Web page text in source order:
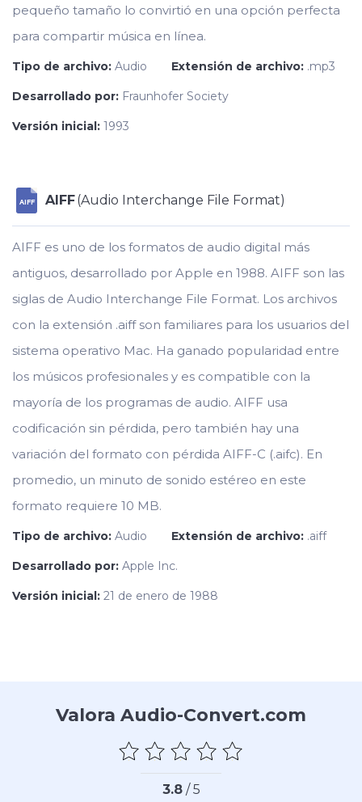
pequeño tamaño lo convirtió en una opción perfecta
para compartir música en línea.
Tipo de archivo: Audio Extensión de archivo: .mp3
Desarrollado por: Fraunhofer Society
Versión inicial: 1993
AIFF AIFF(Audio Interchange File Format)
AIFF es uno de los formatos de audio digital más
antiguos, desarrollado por Apple en 1988. AIFF son las
siglas de Audio Interchange File Format. Los archivos
con la extensión .aiff son familiares para los usuarios del
sistema operativo Mac. Ha ganado popularidad entre
los músicos profesionales y es compatible con la
mayoría de los programas de audio. AIFF usa
codificación sin pérdida, pero también hay una
variación del formato con pérdida AIFF-C (.aifc). En
promedio, un minuto de sonido estéreo en este
formato requiere 10 MB.
Tipo de archivo: Audio Extensión de archivo: .aiff
Desarrollado por: Apple Inc.
Versión inicial: 21 de enero de 1988
Valora Audio-Convert.com
3.8/ 5